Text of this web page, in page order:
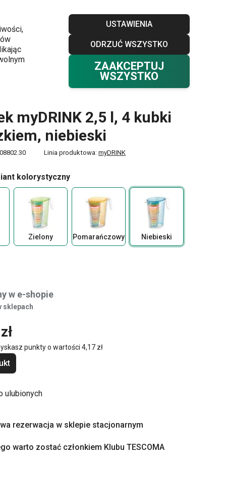
USTAWIENIA
ODRZUĆ WSZYSTKO
ZAAKCEPTUJ
WSZYSTKO
Blog Klub TESCOMA Kontakt
Ulubione Zaloguj się
0 Twój koszyk
0,00 zł
myDRINK 2,5 l, 4 kubki
niebieski
Linia produktowa: myDRINK
kolorystyczny
Zielony Pomarańczowy Niebieski
w e-shopie
sklepach
punkty o wartości 4,17 zł
ulubionych
rezerwacja w sklepie stacjonarnym
warto zostać członkiem Klubu TESCOMA